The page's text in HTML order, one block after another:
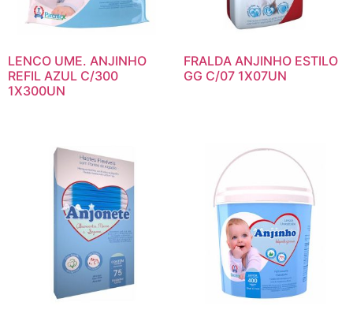
LENCO UME. ANJINHO
REFIL AZUL C/300
1X300UN
FRALDA ANJINHO ESTILO
GG C/07 1X07UN